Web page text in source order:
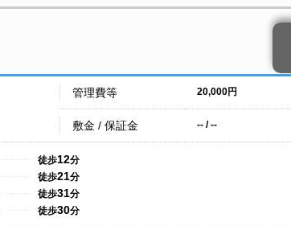
管理費等 20,000円
敷金 / 保証金 -- / --
徒歩12分
徒歩21分
徒歩31分
徒歩30分